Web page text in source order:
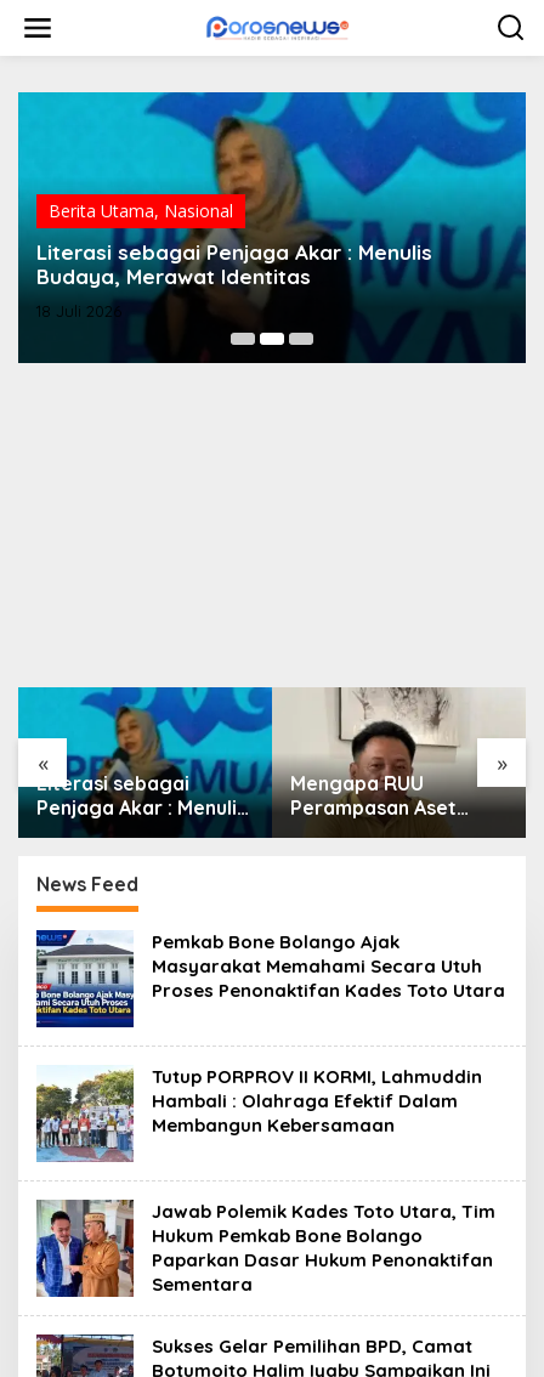
w
Berita Utama, Nasional
Literasi sebagai Penjaga Akar : Menulis
Budaya, Merawat Identitas
18 Juli 2026
« »
Literasi sebagai
Penjaga Akar : Menulis
Budaya, Merawat
Mengapa RUU
Perampasan Aset
Begitu Sulit Disahkan?
News Feed
P
o
r
o
s
s
Pemkab Bone Bolango Ajak
Masyarakat Memahami Secara Utuh
Proses Penonaktifan Kades Toto Utara
Tutup PORPROV II KORMI, Lahmuddin
Hambali : Olahraga Efektif Dalam
Membangun Kebersamaan
Jawab Polemik Kades Toto Utara, Tim
Hukum Pemkab Bone Bolango
Paparkan Dasar Hukum Penonaktifan
Sementara
Sukses Gelar Pemilihan BPD, Camat
Botumoito Halim Iyabu Sampaikan Ini